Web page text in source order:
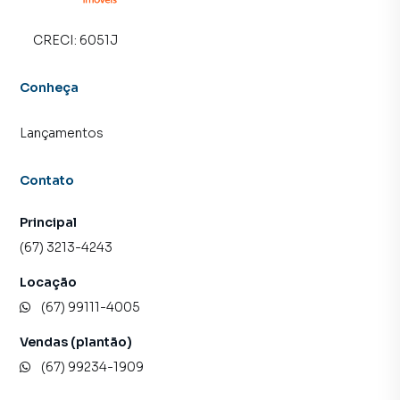
CRECI: 6051J
Conheça
Lançamentos
Contato
Principal
(67) 3213-4243
Locação
(67) 99111-4005
Vendas (plantão)
(67) 99234-1909